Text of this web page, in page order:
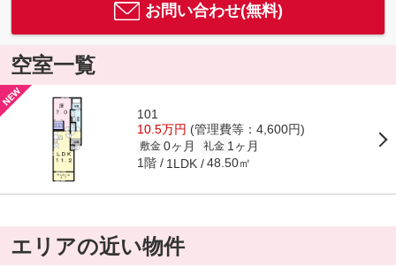
お問い合わせ(無料)
空室一覧
101
10.5万円 (管理費等：4,600円)
敷金 0ヶ月 礼金 1ヶ月
1階 1LDK 48.50㎡
エリアの近い物件